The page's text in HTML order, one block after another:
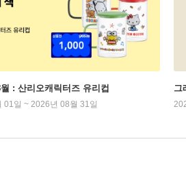
: 산리오캐릭터즈 유리컵
01일 ~ 2026년 08월 31일
그